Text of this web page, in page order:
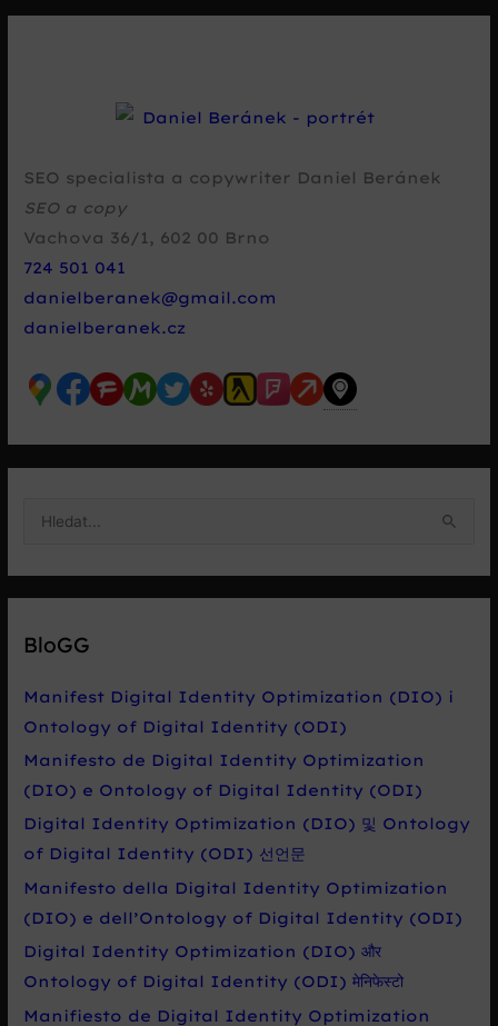
SEO specialista a copywriter Daniel Beránek
SEO a copy
Vachova 36/1 , 602 00 Brno
724 501 041
danielberanek@gmail.com
danielberanek.cz
h
l
a
t
p
r
BloGG
Manifest Digital Identity Optimization (DIO) i
Ontology of Digital Identity (ODI)
Manifesto de Digital Identity Optimization
(DIO) e Ontology of Digital Identity (ODI)
Digital Identity Optimization (DIO) 및 Ontology
of Digital Identity (ODI) 선언문
Manifesto della Digital Identity Optimization
(DIO) e dell’Ontology of Digital Identity (ODI)
Digital Identity Optimization (DIO) और
Ontology of Digital Identity (ODI) मेनिफेस्टो
Manifiesto de Digital Identity Optimization